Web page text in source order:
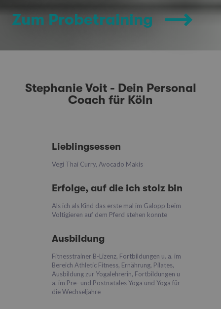
Zum Probetraining
Stephanie Voit - Dein Personal
Coach für Köln
Lieblingsessen
Vegi Thai Curry, Avocado Makis
Erfolge, auf die ich stolz bin
Als ich als Kind das erste mal im Galopp beim
Voltigieren auf dem Pferd stehen konnte
Ausbildung
Fitnesstrainer B-Lizenz, Fortbildungen u. a. im
Bereich Athletic Fitness, Ernährung, Pilates,
Ausbildung zur Yogalehrerin, Fortbildungen u
a. im Pre- und Postnatales Yoga und Yoga für
die Wechseljahre